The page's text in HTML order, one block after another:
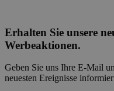
Erhalten Sie unsere
Werbeaktionen.
Geben Sie uns Ihre E-Mail
neuesten Ereignisse